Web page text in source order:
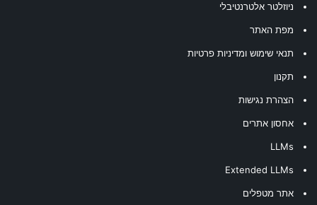
ניוזלטר אלטרנטיבלי
מפת האתר
תנאי שימוש ומדיניות פרטיות
תקנון
הצהרת נגישות
אחסון אתרים
LLMs
Extended LLMs
אתר מטפלים